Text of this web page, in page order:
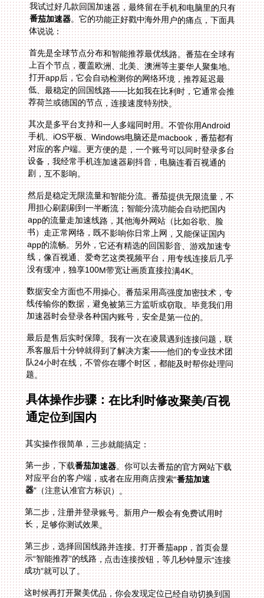
我试过好几款回国加速器，最终留在手机和电脑里的只有
番茄加速器。它的功能正好戳中海外用户的痛点，下面具
体说说：
首先是全球节点分布和智能推荐最优线路。番茄在全球有
上百个节点，覆盖欧洲、北美、澳洲等主要华人聚集地。
打开app后，它会自动检测你的网络环境，推荐延迟最
低、最稳定的回国线路——比如我在比利时，它通常会推
荐荷兰或德国的节点，连接速度特别快。
其次是多平台支持和一人多端同时用。不管你用Android
手机、iOS平板、Windows电脑还是macbook，番茄都有
对应的客户端。更方便的是，一个账号可以同时登录多台
设备，我经常手机连加速器刷抖音，电脑连看百视通的
剧，互不影响。
然后是稳定无限流量和智能分流。番茄提供无限流量，不
用担心刷剧刷到一半断流；智能分流功能会自动把国内
app的流量走加速线路，其他海外网站（比如谷歌、脸
书）走正常网络，既不影响你日常上网，又能保证国内
app的流畅。另外，它还有精选的回国影音、游戏加速专
线，像百视通、爱奇艺这类视频平台，用专线连接后几乎
没有缓冲，独享100M带宽让画质直接拉满4K。
数据安全方面也不用操心。番茄采用高强度加密技术，专
线传输你的数据，避免被第三方监听或窃取。毕竟我们用
加速器时会登录各种国内账号，安全是第一位的。
最后是售后实时保障。我有一次在凌晨遇到连接问题，联
系客服后十分钟就得到了解决方案——他们的专业技术团
队24小时在线，不管你在哪个时区，都能及时帮你处理问
题。
具体操作步骤：在比利时修改聚美/百视
通定位到国内
其实操作很简单，三步就能搞定：
第一步，下载番茄加速器。你可以去番茄的官方网站下载
对应平台的客户端，或者在应用商店搜索“番茄加速
器”（注意认准官方标识）。
第二步，注册并登录账号。新用户一般会有免费试用时
长，足够你测试效果。
第三步，选择回国线路并连接。打开番茄app，首页会显
示“智能推荐”的线路，点击连接按钮，等几秒钟显示“连接
成功”就可以了。
这时候再打开聚美优品，你会发现定位已经自动切换到国
内，能正常浏览和下单；打开百视通，也能流畅观看国内